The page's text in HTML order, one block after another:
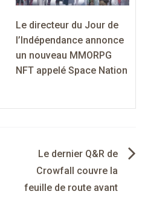
Le directeur du Jour de
l’Indépendance annonce
un nouveau MMORPG
NFT appelé Space Nation
Le dernier Q&R de
Crowfall couvre la
feuille de route avant